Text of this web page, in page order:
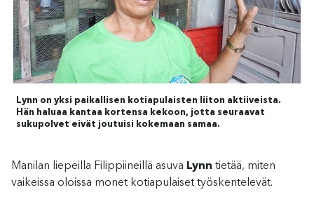
Lynn on yksi paikallisen kotiapulaisten liiton aktiiveista.
Hän haluaa kantaa kortensa kekoon, jotta seuraavat
sukupolvet eivät joutuisi kokemaan samaa.
Manilan liepeilla Filippiineillä asuva Lynn tietää, miten
vaikeissa oloissa monet kotiapulaiset työskentelevät.